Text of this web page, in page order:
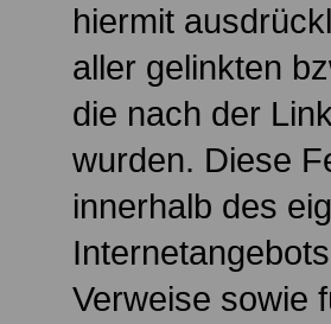
hiermit
aller gelinkten
die nach der
wurden. Diese
innerhalb des
Verweise sowie